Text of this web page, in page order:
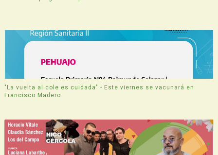
"La vuelta al cole es cuidada" - Este viernes se vacunará en
Francisco Madero